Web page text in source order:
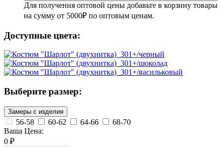
Для получения оптовой цены добавьте в корзину товары
на сумму от 5000₽ по оптовым ценам.
Доступные цвета:
Выберите размер:
Замеры с изделия
56-58 60-62 64-66
68-70
Ваша Цена:
0 ₽